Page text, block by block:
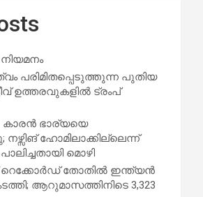
പരിമിതപ്പെടുത്തുന്ന പുതിയ
ഉത്തരവുകളിൽ ട്രംപ്
കാരൻ ഭാര്യയെ
ഹോമിലാക്കില്ലെന്ന്
മൊഴി
റെക്കോർഡ് തോതിൽ ഇന്ത്യൻ
ആറുമാസത്തിനിടെ 3,323